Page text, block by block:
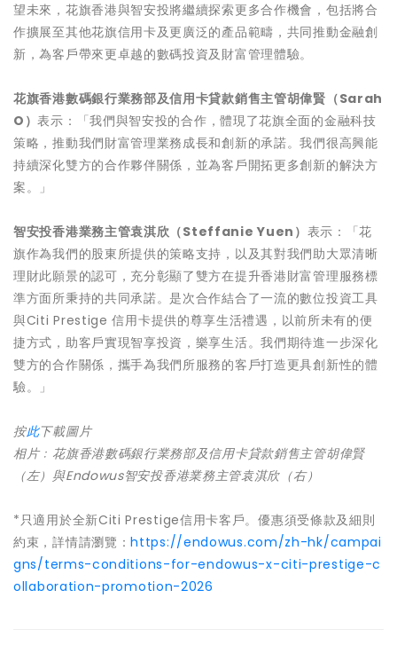
望未來，花旗香港與智安投將繼續探索更多合作機會，包括將合
作擴展至其他花旗信用卡及更廣泛的產品範疇，共同推動金融創
新，為客戶帶來更卓越的數碼投資及財富管理體驗。
花旗香港數碼銀行業務部及信用卡貸款銷售主管胡偉賢 （Sarah
O ）表示：「我們與智安投的合作，體現了花旗全面的金融科技
策略，推動我們財富管理業務成長和創新的承諾。我們很高興能
持續深化雙方的合作夥伴關係，並為客戶開拓更多創新的解決方
案。」
智安投香港業務主管袁淇欣（Steffanie Yuen ） 表示：「花
旗作為我們的股東所提供的策略支持，以及其對我們助大眾清晰
理財此願景的認可，充分彰顯了雙方在提升香港財富管理服務標
準方面所秉持的共同承諾。是次合作結合了一流的數位投資工具
與Citi Prestige 信用卡提供的尊享生活禮遇，以前所未有的便
捷方式，助客戶實現智享投資，樂享生活。我們期待進一步深化
雙方的合作關係，攜手為我們所服務的客戶打造更具創新性的體
驗。」
按此下載圖片
相片﹕花旗香港數碼銀行業務部及信用卡貸款銷售主管胡偉賢
（左）與Endowus智安投香港業務主管袁淇欣（右）
*只適用於全新Citi Prestige信用卡客戶。優惠須受條款及細則
約束，詳情請瀏覽：https://endowus.com/zh-hk/campai
gns/terms-conditions-for-endowus-x-citi-prestige-c
ollaboration-promotion-2026